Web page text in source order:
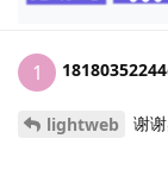
1
lightweb 谢